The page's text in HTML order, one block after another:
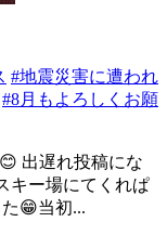
#地震災害に遭われ
#8月もよろしくお願
出遅れ投稿にな
キー場にてくれぱ
😁当初...